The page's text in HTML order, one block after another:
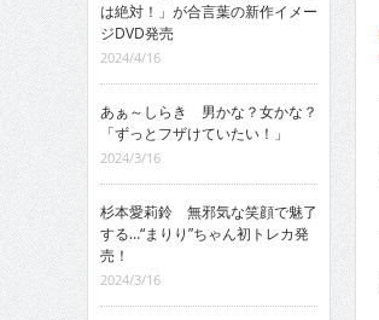
は絶対！」が合言葉の新作イメー
ジDVD発売
2024/4/16
あぁ～しらき 男かな？女かな？
「ずっとフザけていたい！」
2024/3/16
杉本愛莉鈴 無邪気な笑顔で魅了
する…“まりり”ちゃん初トレカ発
売！
2024/3/16